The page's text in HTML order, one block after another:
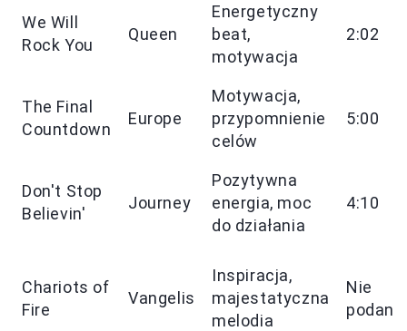
We Will
Rock You
Queen
Energetyczny
beat,
motywacja
2:02
The Final
Countdown
Europe
Motywacja,
przypomnienie
celów
5:00
Don't Stop
Believin'
Journey
Pozytywna
energia, moc
do działania
4:10
Chariots of
Fire
Vangelis
Inspiracja,
majestatyczna
melodia
Nie
podano